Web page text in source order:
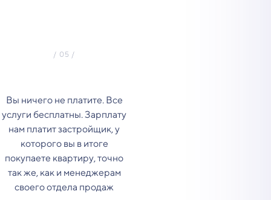
Вы ничего не платите. Все
услуги бесплатны. Зарплату
нам платит застройщик, у
которого вы в итоге
покупаете квартиру, точно
так же, как и менеджерам
своего отдела продаж